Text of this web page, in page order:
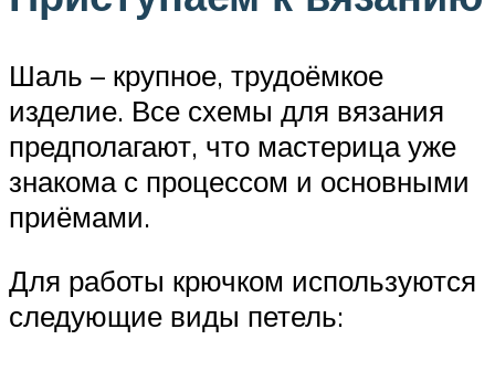
Шаль – крупное, трудоёмкое
изделие. Все схемы для вязания
предполагают, что мастерица уже
знакома с процессом и основными
приёмами.
Для работы крючком используются
следующие виды петель: